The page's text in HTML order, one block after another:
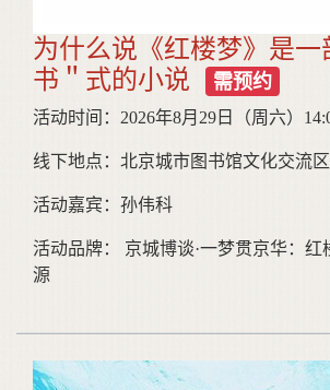
为什么说《红楼梦》是一
书＂式的小说
需预约
活动时间：2026年8月29日（周六）
线下地点：北京城市图书馆文化交流
活动嘉宾：孙伟科
活动品牌： 京城博谈·一梦贯京华：红
源